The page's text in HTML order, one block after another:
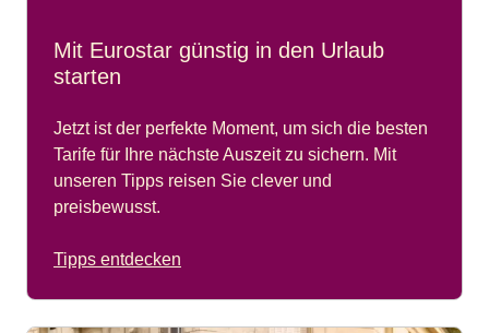
Mit Eurostar günstig in den Urlaub
starten
Jetzt ist der perfekte Moment, um sich die besten
Tarife für Ihre nächste Auszeit zu sichern. Mit
unseren Tipps reisen Sie clever und
preisbewusst.
Tipps entdecken